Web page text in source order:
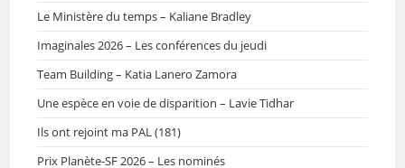
Le Ministère du temps – Kaliane Bradley
Imaginales 2026 – Les conférences du jeudi
Team Building – Katia Lanero Zamora
Une espèce en voie de disparition – Lavie Tidhar
Ils ont rejoint ma PAL (181)
Prix Planète-SF 2026 – Les nominés